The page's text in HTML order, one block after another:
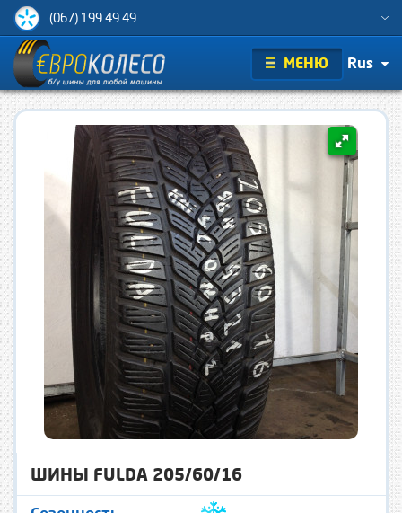
(067) 199 49 49
МЕНЮ Rus
ШИНЫ FULDA 205/60/16